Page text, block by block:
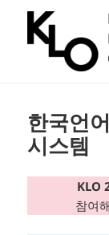
한국언
시스템
KLO
참여